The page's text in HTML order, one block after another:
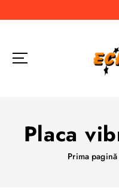
a
Placa
Prima pagină